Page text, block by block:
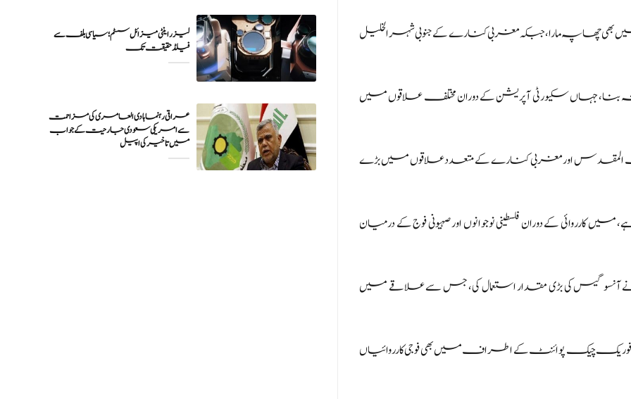
بھی چھاپہ مارا، جبکہ مغربی کنارے کے جنوبی شہر الخلیل
بنا، جہاں سکیورٹی آپریشن کے دوران مختلف علاقوں میں
بیت المقدس اور مغربی کنارے کے متعدد علاقوں میں بڑے
کے دوران فلسطینی نوجوانوں اور صہیونی فوج کے درمیان
آنسو گیس کی بڑی مقدار استعمال کی، جس سے علاقے میں
فوریک چیک پوائنٹ کے اطراف میں بھی فوجی کارروائیاں
لیزر اینٹی میزائل سسٹم؛ سیاسی بلف سے
فیلڈ حقیقت تک
عراقی رہنما ہادی العامری کی مزاحمت
سے امریکی سعودی جارحیت کے جواب
میں تاخیر کی اپیل